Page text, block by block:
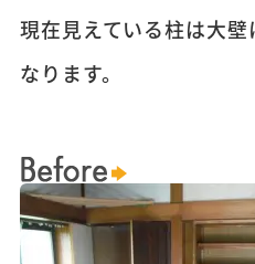
現在見えている柱は大
なります。